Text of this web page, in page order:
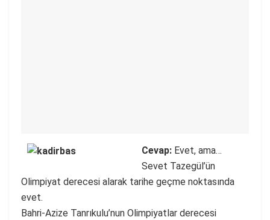
Cevap: Evet, ama…
Sevet Tazegül’ün
Olimpiyat derecesi alarak tarihe geçme noktasında
evet.
Bahri-Azize Tanrıkulu’nun Olimpiyatlar derecesi